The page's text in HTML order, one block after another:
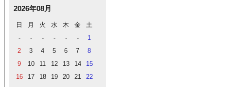
2026年08月
日 月 火 水 木 金
土
-
- - - - -
1
2
3 4 5 6 7
8
9
10 11 12 13 14
15
16
17 18 19 20 21
22